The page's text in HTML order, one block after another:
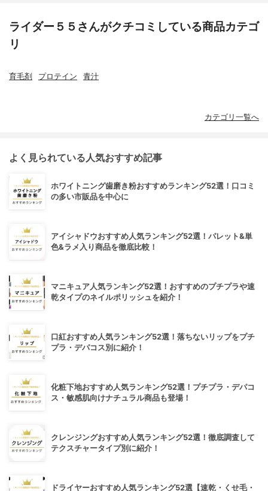
ライダー５５さんがクチコミしている商品カテゴ
リ
育毛剤 プロテイン 青汁
カテゴリ一覧へ
よく見られている人気おすすめ記事
ホワイトニング歯磨き粉おすすめランキング52選！口コミ
の多い市販品を中心に
アイシャドウおすすめ人気ランキング52選！パレット&単
色&ラメ入り商品を徹底比較！
マニキュア人気ランキング52選！おすすめのプチプラや速
乾タイプのネイルポリッシュを紹介！
口紅おすすめ人気ランキング52選！落ちないリップをプチ
プラ・デパコス別に紹介！
化粧下地おすすめ人気ランキング52選！プチプラ・デパコ
ス・敏感肌向けナチュラル商品も登場！
クレンジングおすすめ人気ランキング52選！徹底調査して
テクスチャータイプ別に紹介！
ドライヤーおすすめ人気ランキング52選【速乾・くせ毛・